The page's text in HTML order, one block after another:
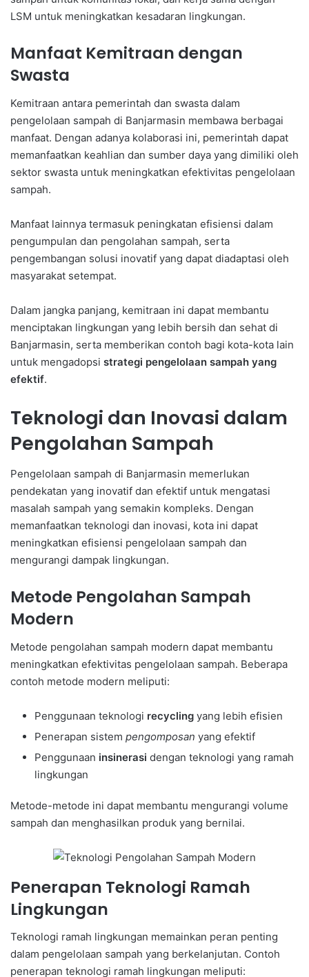
LSM untuk meningkatkan kesadaran lingkungan.
Manfaat Kemitraan dengan
Swasta
Kemitraan antara pemerintah dan swasta dalam
pengelolaan sampah di Banjarmasin membawa berbagai
manfaat. Dengan adanya kolaborasi ini, pemerintah dapat
memanfaatkan keahlian dan sumber daya yang dimiliki oleh
sektor swasta untuk meningkatkan efektivitas pengelolaan
sampah.
Manfaat lainnya termasuk peningkatan efisiensi dalam
pengumpulan dan pengolahan sampah, serta
pengembangan solusi inovatif yang dapat diadaptasi oleh
masyarakat setempat.
Dalam jangka panjang, kemitraan ini dapat membantu
menciptakan lingkungan yang lebih bersih dan sehat di
Banjarmasin, serta memberikan contoh bagi kota-kota lain
untuk mengadopsi strategi pengelolaan sampah yang
efektif.
Teknologi dan Inovasi dalam
Pengolahan Sampah
Pengelolaan sampah di Banjarmasin memerlukan
pendekatan yang inovatif dan efektif untuk mengatasi
masalah sampah yang semakin kompleks. Dengan
memanfaatkan teknologi dan inovasi, kota ini dapat
meningkatkan efisiensi pengelolaan sampah dan
mengurangi dampak lingkungan.
Metode Pengolahan Sampah
Modern
Metode pengolahan sampah modern dapat membantu
meningkatkan efektivitas pengelolaan sampah. Beberapa
contoh metode modern meliputi:
Penggunaan teknologi recycling yang lebih efisien
Penerapan sistem pengomposan yang efektif
Penggunaan insinerasi dengan teknologi yang ramah
lingkungan
Metode-metode ini dapat membantu mengurangi volume
sampah dan menghasilkan produk yang bernilai.
Penerapan Teknologi Ramah
Lingkungan
Teknologi ramah lingkungan memainkan peran penting
dalam pengelolaan sampah yang berkelanjutan. Contoh
penerapan teknologi ramah lingkungan meliputi: